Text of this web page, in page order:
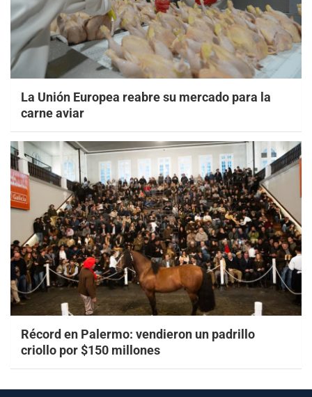
La Unión Europea reabre su mercado para la
carne aviar
Récord en Palermo: vendieron un padrillo
criollo por $150 millones